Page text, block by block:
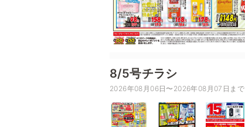
8/5号チラシ
2026年08月06日〜2026年08月07日まで